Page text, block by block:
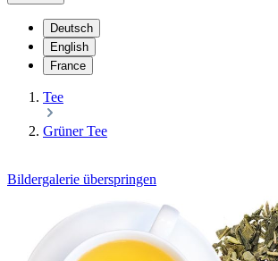
Deutsch
English
France
Tee
Grüner Tee
Bildergalerie überspringen